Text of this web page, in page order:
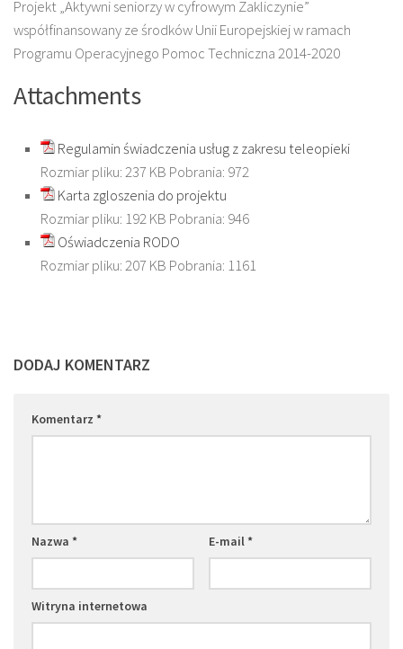
Projekt „Aktywni seniorzy w cyfrowym Zakliczynie”
współfinansowany ze środków Unii Europejskiej w ramach
Programu Operacyjnego Pomoc Techniczna 2014-2020
Attachments
Regulamin świadczenia usług z zakresu teleopieki
Rozmiar pliku:237 KB Pobrania: 972
Karta zgloszenia do projektu
Rozmiar pliku: 192 KB Pobrania: 946
Oświadczenia RODO
Rozmiar pliku:207 KB Pobrania: 1161
DODAJ KOMENTARZ
Komentarz *
Nazwa * E-mail*
Witryna internetowa